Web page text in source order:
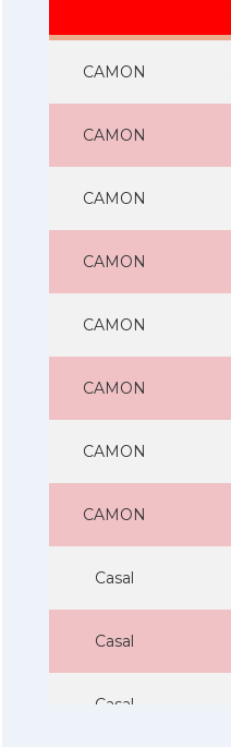
CAMON
CAMON
CAMON
CAMON
CAMON
CAMON
CAMON
CAMON
Casal
Casal
Casal